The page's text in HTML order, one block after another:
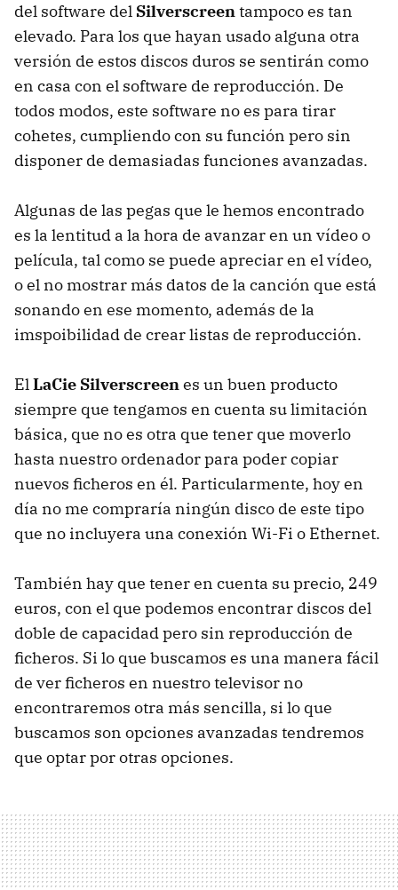
del software del Silverscreentampoco es tan
elevado. Para los que hayan usado alguna otra
versión de estos discos duros se sentirán como
en casa con el software de reproducción. De
todos modos, este software no es para tirar
cohetes, cumpliendo con su función pero sin
disponer de demasiadas funciones avanzadas.
Algunas de las pegas que le hemos encontrado
es la lentitud a la hora de avanzar en un vídeo o
película, tal como se puede apreciar en el vídeo,
o el no mostrar más datos de la canción que está
sonando en ese momento, además de la
imspoibilidad de crear listas de reproducción.
ElLaCie Silverscreenes un buen producto
siempre que tengamos en cuenta su limitación
básica, que no es otra que tener que moverlo
hasta nuestro ordenador para poder copiar
nuevos ficheros en él. Particularmente, hoy en
día no me compraría ningún disco de este tipo
que no incluyera una conexión Wi-Fi o Ethernet.
También hay que tener en cuenta su precio, 249
euros, con el que podemos encontrar discos del
doble de capacidad pero sin reproducción de
ficheros. Si lo que buscamos es una manera fácil
de ver ficheros en nuestro televisor no
encontraremos otra más sencilla, si lo que
buscamos son opciones avanzadas tendremos
que optar por otras opciones.